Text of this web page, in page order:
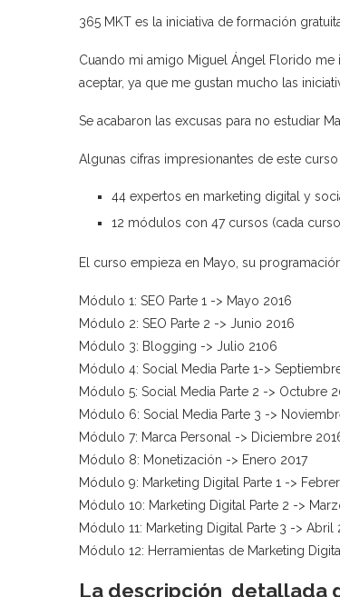
365 MKT es la iniciativa de formación
Cuando mi amigo Miguel Ángel Florido
aceptar, ya que me gustan mucho las
Se acabaron las excusas para no estudiar
Algunas cifras impresionantes de este curso
44 expertos en marketing digital y
12 módulos con 47 cursos (cada
El curso empieza en Mayo, su
Módulo 1: SEO Parte 1 -> Mayo 2016
Módulo 2: SEO Parte 2 -> Junio 2016
Módulo 3: Blogging -> Julio 2106
Módulo 4: Social Media Parte 1->
Módulo 5: Social Media Parte 2 -> Octubre
Módulo 6: Social Media Parte 3 ->
Módulo 7: Marca Personal -> Diciembre
Módulo 8: Monetización -> Enero 2017
Módulo 9: Marketing Digital Parte 1 ->
Módulo 10: Marketing Digital Parte 2 ->
Módulo 11: Marketing Digital Parte 3 -> Abril
Módulo 12: Herramientas de Marketing
La descripción detallada